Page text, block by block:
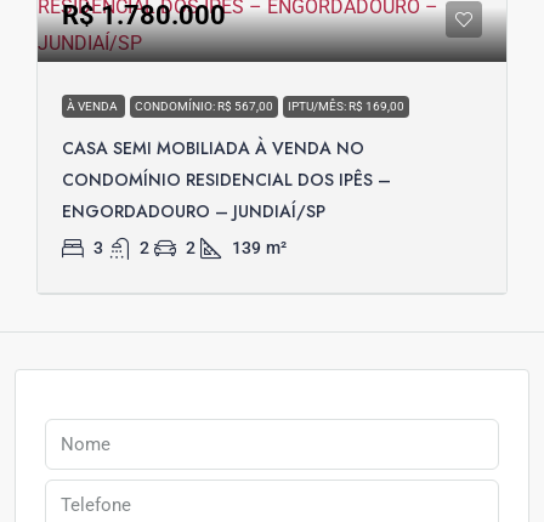
R$ 1.780.000
À VENDA CONDOMÍNIO: R$ 567,00 IPTU/MÊS: R$ 169,00
CASA SEMI MOBILIADA À VENDA NO
CONDOMÍNIO RESIDENCIAL DOS IPÊS –
ENGORDADOURO – JUNDIAÍ/SP
3 2 2 139 m²